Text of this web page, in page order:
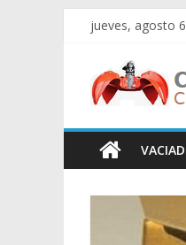
Saltar
contenido
jueves, agosto
–